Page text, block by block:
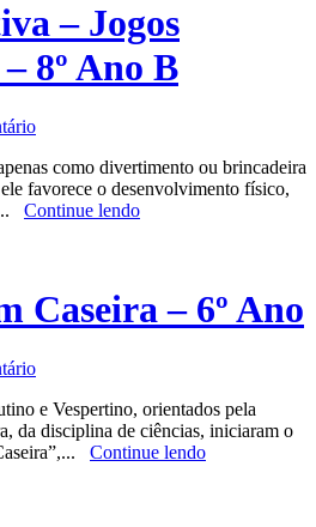
– Jogos
8º Ano B
como divertimento ou brincadeira
favorece o desenvolvimento físico,
Continue lendo
Caseira – 6º Ano
e Vespertino, orientados pela
da disciplina de ciências, iniciaram o
Continue lendo